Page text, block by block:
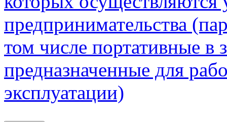
предпринимательства
том числе портативные
предназначенные для
эксплуатации)